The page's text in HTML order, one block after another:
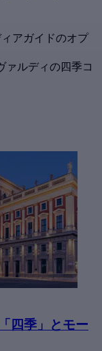
アガイドのオプ
ァルディの四季コ
四季」とモー